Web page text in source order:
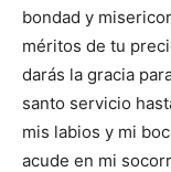
bondad y
méritos de tu
darás la gracia
santo servicio
mis labios y mi
acude en mi